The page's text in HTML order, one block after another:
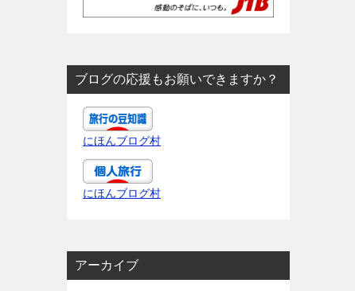
ブログの応援もお願いできますか？
にほんブログ村
にほんブログ村
アーカイブ